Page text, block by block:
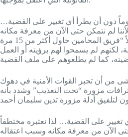
بوتان كرمياني “مر 60 يوماً دون أن يطرأ أي تغيير على القضية…
لم نتمكن حتى الآن من معرفة مكانه
وسبب اعتقاله”. وشدد قائلاً “فريق المحامين حاول أكثر من 15 مرة
لكنهم لم يسمحوا لهم برؤيته أو العمل
من أن تجبر القوات الأمنية في دهوك
مزورة “تحت التعذيب” وشدد بأنه
أي تغيير على القضية… لذا نعتبره مختطفاً
الآن من معرفة مكانه وسبب اعتقاله